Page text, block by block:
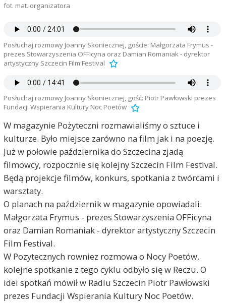
fot. mat. organizatora
Posłuchaj rozmowy Joanny Skoniecznej, goście: Małgorzata Frymus -
prezes Stowarzyszenia OFFicyna oraz Damian Romaniak - dyrektor
artystyczny Szczecin Film Festival
Posłuchaj rozmowy Joanny Skoniecznej, gość: Piotr Pawłowski prezes
Fundacji Wspierania Kultury Noc Poetów
W magazynie Pożyteczni rozmawialiśmy o sztuce i
kulturze. Było miejsce zarówno na film jak i na poezję.
Już w połowie października do Szczecina zjadą
filmowcy, rozpocznie się kolejny Szczecin Film Festival.
Będą projekcje filmów, konkurs, spotkania z twórcami i
warsztaty.
O planach na październik w magazynie opowiadali:
Małgorzata Frymus - prezes Stowarzyszenia OFFicyna
oraz Damian Romaniak - dyrektor artystyczny Szczecin
Film Festival.
W Pozytecznych rowniez rozmowa o Nocy Poetów,
kolejne spotkanie z tego cyklu odbyło się w Reczu. O
idei spotkań mówił w Radiu Szczecin Piotr Pawłowski
prezes Fundacji Wspierania Kultury Noc Poetów.